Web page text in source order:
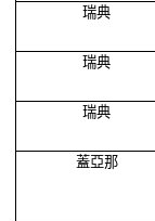
瑞典
瑞典
瑞典
蓋亞那